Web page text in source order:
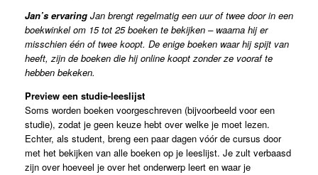
Jan’s ervaring Jan brengt regelmatig een uur of twee door in een
boekwinkel om 15 tot 25 boeken te bekijken – waarna hij er
misschien één of twee koopt. De enige boeken waar hij spijt van
heeft, zijn de boeken die hij online koopt zonder ze vooraf te
hebben bekeken.
Preview een studie-leeslijst
Soms worden boeken voorgeschreven (bijvoorbeeld voor een
studie), zodat je geen keuze hebt over welke je moet lezen.
Echter, als student, breng een paar dagen vóór de cursus door
met het bekijken van alle boeken op je leeslijst. Je zult verbaasd
zijn over hoeveel je over het onderwerp leert en waar je